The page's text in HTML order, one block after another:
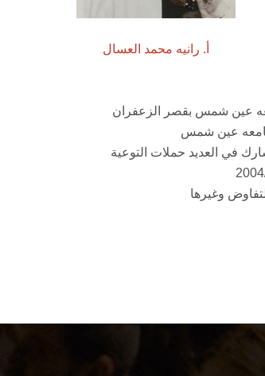
أ. رانيه محمد العسال
عين شمس بقصر الزعفران
عين شمس
في العديد حملات التوعية
وغيرها